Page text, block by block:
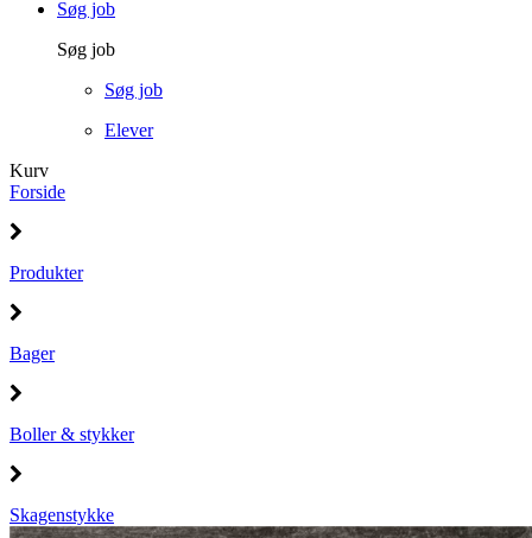
Søg job
Søg job
Søg job
Elever
Kurv
Forside
Produkter
Bager
Boller & stykker
Skagenstykke